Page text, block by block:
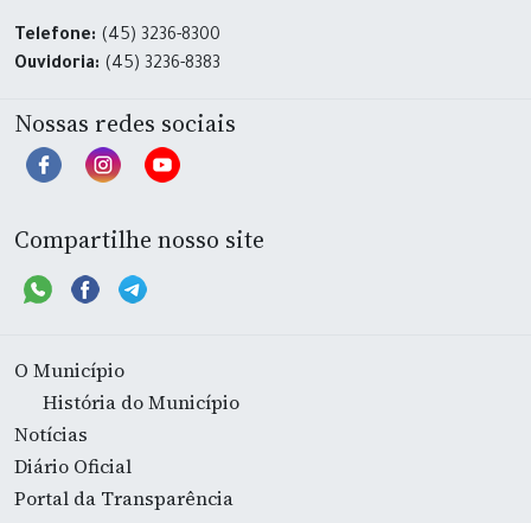
Telefone: (45) 3236-8300
Ouvidoria: (45) 3236-8383
Nossas redes sociais
Compartilhe nosso site
O Município
História do Município
Notícias
Diário Oficial
Portal da Transparência